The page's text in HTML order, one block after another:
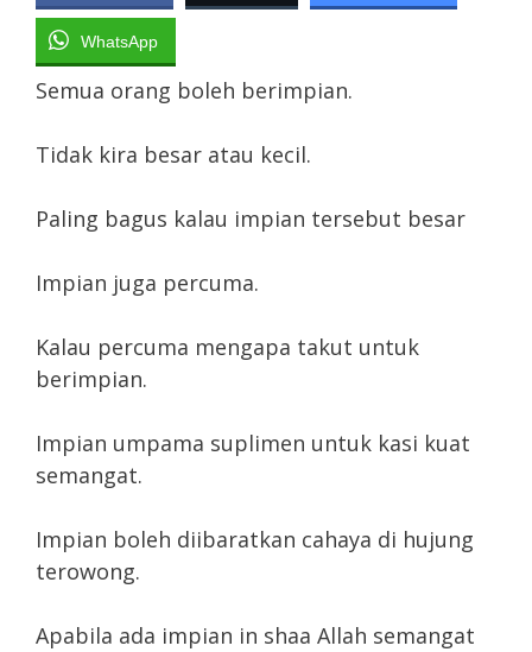
WhatsApp
Semua orang boleh berimpian.
Tidak kira besar atau kecil.
Paling bagus kalau impian tersebut besar
Impian juga percuma.
Kalau percuma mengapa takut untuk
berimpian.
Impian umpama suplimen untuk kasi kuat
semangat.
Impian boleh diibaratkan cahaya di hujung
terowong.
Apabila ada impian in shaa Allah semangat